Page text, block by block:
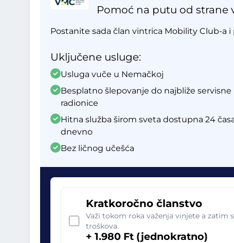
Pomoć na putu od strane
Postanite sada član vintrica Mobility Club-a
Uključene usluge:
Usluga vuče u Nemačkoj
Besplatno šlepovanje do najbliže servisne
radionice
Hitna služba širom sveta dostupna 24
dnevno
Bez ličnog učešća
Kratkoročno članstvo
Važi tokom roka važenja vinjete a zatim
troškova.
+ 1.980 Ft (jednokratno)